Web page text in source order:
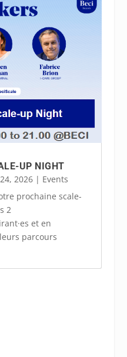
UP NIGHT
2026| Events
prochaine scale-
2
et en
parcours